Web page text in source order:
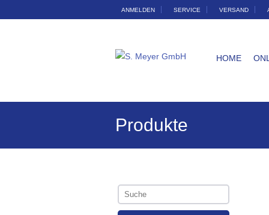
ANMELDEN SERVICE VERSAND
HOME
Produkte